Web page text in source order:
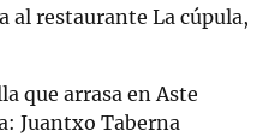
al restaurante La cúpula,
que arrasa en Aste
Juantxo Taberna